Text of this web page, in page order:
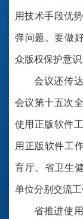
用技术手段优
弹问题。要做
众版权保护意识
会议还传
会议第十五次
使用正版软件
用正版软件工
育厅、省卫生
单位分别交流工
省推进使